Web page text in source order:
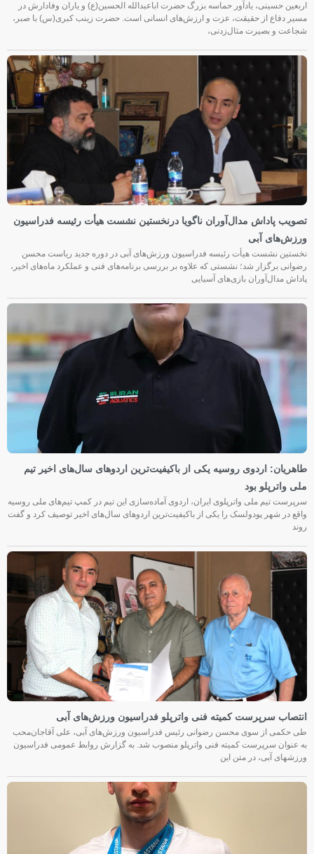
اربعین حسینی، یادآور حماسه بزرگ حضرت اباعبدالله الحسین(ع) و یاران وفادارش در
مسیر دفاع از حقیقت، عزت و ارزش‌های انسانی است. حضرت زینب کبری(س) با صبر،
شجاعت و بصیرت مثال‌زدنی،
تصویب پاداش مدال‌آوران ناگویا درنخستین نشست هیأت رئیسه فدراسیون
ورزش‌های آبی
نخستین نشست هیأت رئیسه فدراسیون ورزش‌های آبی در دوره جدید ریاست محسن
رضوانی برگزار شد؛ نشستی که علاوه بر بررسی برنامه‌های فنی و عملکرد ماه‌های اخیر،
پاداش مدال‌آوران بازی‌های آسیایی
طاهریان: اردوی روسیه یکی از باکیفیت‌ترین اردوهای سال‌های اخیر تیم
ملی واترپلو بود
سرپرست تیم ملی واترپلوی ایران، اردوی آماده‌سازی این تیم در کمپ تیم‌های ملی روسیه
واقع در شهر پودولسک را یکی از باکیفیت‌ترین اردوهای سال‌های اخیر توصیف کرد و گفت
روند
انتصاب سرپرست کمیته فنی واترپلو فدراسیون ورزش‌های آبی
طی حکمی از سوی محسن رضوانی رئیس فدراسیون ورزش‌های آبی، علی آقاجان‌محب
به عنوان سرپرست کمیته فنی واترپلو منصوب شد. به گزارش روابط عمومی فدراسیون
ورزشهای آبی، در متن این